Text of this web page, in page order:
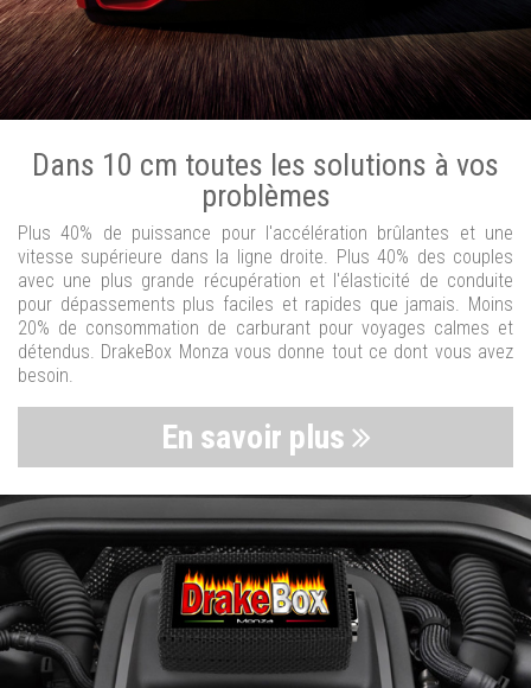
Dans 10 cm toutes les solutions à vos
problèmes
Plus 40% de puissance pour l'accélération brûlantes et une
vitesse supérieure dans la ligne droite. Plus 40% des couples
avec une plus grande récupération et l'élasticité de conduite
pour dépassements plus faciles et rapides que jamais. Moins
20% de consommation de carburant pour voyages calmes et
détendus. DrakeBox Monza vous donne tout ce dont vous avez
besoin.
En savoir plus